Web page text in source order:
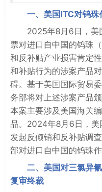
一、美国ITC对钨
2025年8月6日，美
票对进口自中国的钨珠
和反补贴产业损害肯定
和补贴行为的涉案产品
碍。基于美国国际贸易
务部将对上述涉案产品
本案主要涉及美国海关
品。2024年8月6日，美
发起反倾销和反补贴调
部对进口自中国的钨珠
二、美国对三氯异
复审终裁